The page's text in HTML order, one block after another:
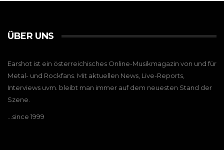
ÜBER UNS
Earshot ist ein österreichisches Online-Musikmagazin von und für
Metal- und Rockfans. Mit aktuellen News, Live-Reports,
Interviews uvm. bleibt man immer auf dem neuesten Stand der
Szene.
…since 1999